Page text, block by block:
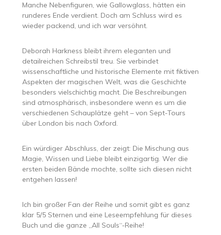
Manche Nebenfiguren, wie Gallowglass, hätten ein
runderes Ende verdient. Doch am Schluss wird es
wieder packend, und ich war versöhnt.
Deborah Harkness bleibt ihrem eleganten und
detailreichen Schreibstil treu. Sie verbindet
wissenschaftliche und historische Elemente mit fiktiven
Aspekten der magischen Welt, was die Geschichte
besonders vielschichtig macht. Die Beschreibungen
sind atmosphärisch, insbesondere wenn es um die
verschiedenen Schauplätze geht – von Sept-Tours
über London bis nach Oxford.
Ein würdiger Abschluss, der zeigt: Die Mischung aus
Magie, Wissen und Liebe bleibt einzigartig. Wer die
ersten beiden Bände mochte, sollte sich diesen nicht
entgehen lassen!
Ich bin großer Fan der Reihe und somit gibt es ganz
klar 5/5 Sternen und eine Leseempfehlung für dieses
Buch und die ganze „All Souls“-Reihe!